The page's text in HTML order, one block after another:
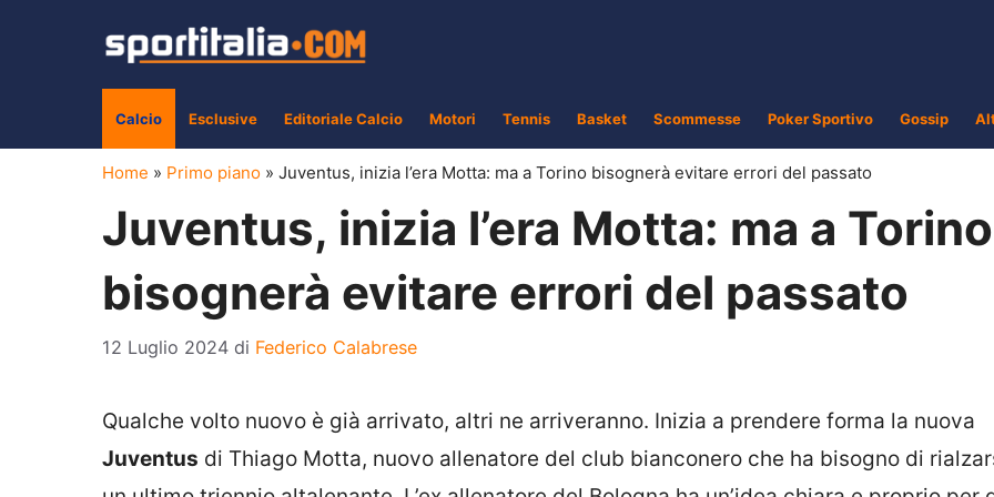
Calcio Esclusive Editoriale Calcio Motori Tennis Basket Scommesse Poker Sportivo Gossip
Home » Primo piano » Juventus, inizia l’era Motta: ma a Torino bisognerà evitare errori del passato
Juventus, inizia l’era Motta: ma a Torino
bisognerà evitare errori del passato
12 Luglio 2024 di Federico Calabrese
Qualche volto nuovo è già arrivato, altri ne arriveranno. Inizia a prendere forma la nuova
Juventus di Thiago Motta, nuovo allenatore del club bianconero che ha bisogno di